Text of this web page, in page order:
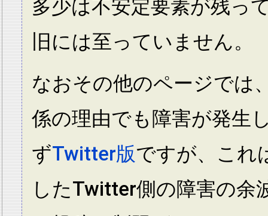
多少は不安定要素が残っ
旧には至っていません。
なおその他のページでは
係の理由でも障害が発生
ずTwitter版ですが、これ
したTwitter側の障害の余